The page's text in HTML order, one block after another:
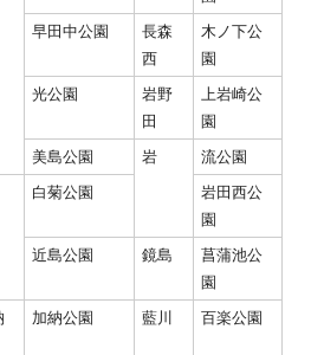
早田中公園
長森
西
木ノ下公
園
光公園
岩野
田
上岩崎公
園
美島公園 岩
流公園
白菊公園
岩田西公
園
近島公園 鏡島
菖蒲池公
園
加納公園 藍川 百楽公園